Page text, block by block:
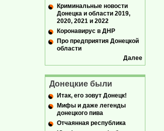
Криминальные новости
Донецка и области 2019,
2020, 2021 и 2022
Коронавирус в ДНР
Про предприятия Донецкой
области
Далее
Донецкие были
Итак, его зовут Донецк!
Мифы и даже легенды
донецкого пива
Отчаянная республика